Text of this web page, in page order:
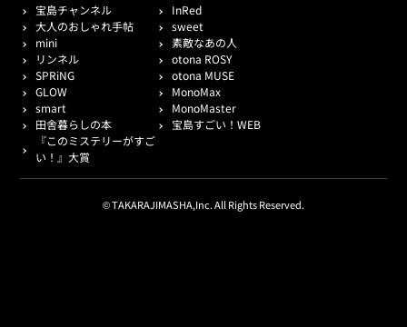
宝島チャンネル
InRed
大人のおしゃれ手帖
sweet
mini
素敵なあの人
リンネル
otona ROSY
SPRiNG
otona MUSE
GLOW
MonoMax
smart
MonoMaster
田舎暮らしの本
宝島すごい！WEB
『このミステリーがすご
い！』大賞
© TAKARAJIMASHA,Inc. All Rights Reserved.